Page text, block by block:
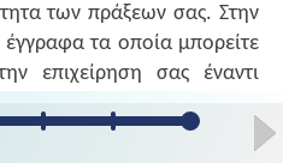
των πράξεων σας. Στην
έγγραφα τα οποία μπορείτε
επιχείρηση σας έναντι